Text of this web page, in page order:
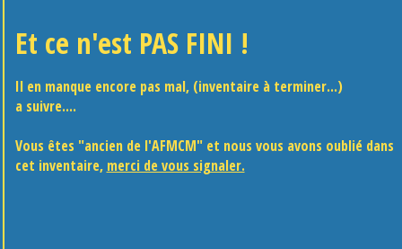
Et ce n'est PAS FINI !
Il en manque encore pas mal, (inventaire à terminer...)
a suivre....
Vous êtes "ancien de l'AFMCM" et nous vous avons oublié dans
cet inventaire, merci de vous signaler.